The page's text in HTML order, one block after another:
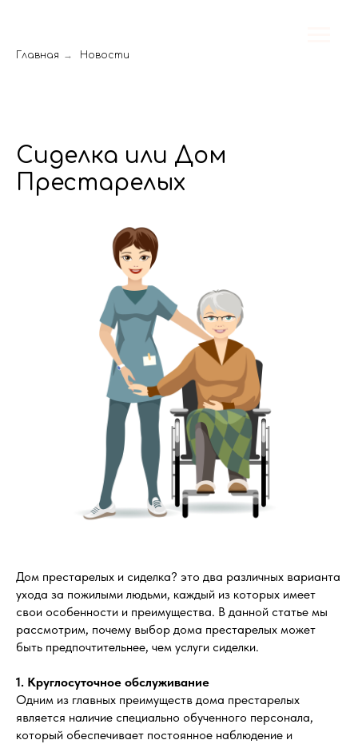
Главная → Новости
Сиделка или Дом
Престарелых
Дом престарелых и сиделка? это два различных варианта
ухода за пожилыми людьми, каждый из которых имеет
свои особенности и преимущества. В данной статье мы
рассмотрим, почему выбор дома престарелых может
быть предпочтительнее, чем услуги сиделки.
1. Круглосуточное обслуживание
Одним из главных преимуществ дома престарелых
является наличие специально обученного персонала,
который обеспечивает постоянное наблюдение и